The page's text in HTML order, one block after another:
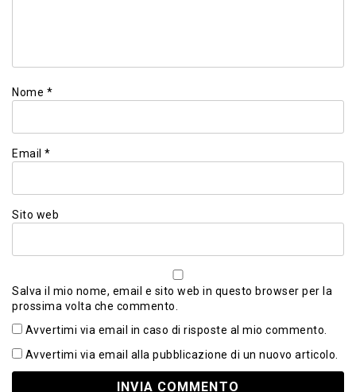
Nome *
Email *
Sito web
Salva il mio nome, email e sito web in questo browser per la
prossima volta che commento.
Avvertimi via email in caso di risposte al mio commento.
Avvertimi via email alla pubblicazione di un nuovo articolo.